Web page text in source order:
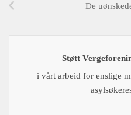
De
Støtt
i vårt arbeid for enslige